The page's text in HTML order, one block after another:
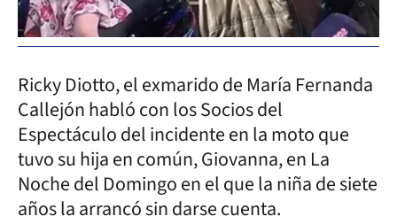
Ricky Diotto, el exmarido de María Fernanda
Callejón habló con los Socios del
Espectáculo del incidente en la moto que
tuvo su hija en común, Giovanna, en La
Noche del Domingo en el que la niña de siete
años la arrancó sin darse cuenta.